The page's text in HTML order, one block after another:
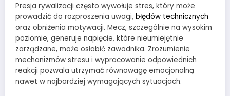
Presja rywalizacji często wywołuje stres, który może
prowadzić do rozproszenia uwagi, błędów technicznych
oraz obniżenia motywacji. Mecz, szczególnie na wysokim
poziomie, generuje napięcie, które nieumiejętnie
zarządzane, może osłabić zawodnika. Zrozumienie
mechanizmów stresu i wypracowanie odpowiednich
reakcji pozwala utrzymać równowagę emocjonalną
nawet w najbardziej wymagających sytuacjach.